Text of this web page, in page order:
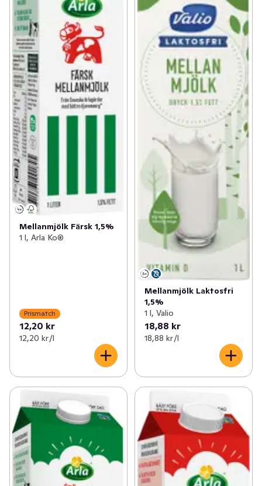
Mellanmjölk Färsk 1,5%
1 l, Arla Ko®
Prismatch
12,20 kr
12,20 kr /l
Mellanmjölk Laktosfri
1,5%
1 l, Valio
18,88 kr
18,88 kr /l